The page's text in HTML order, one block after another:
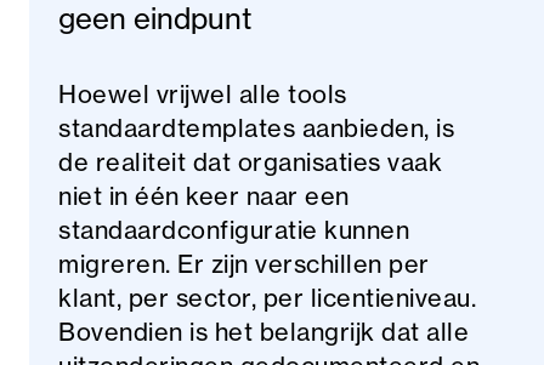
geen eindpunt
Hoewel vrijwel alle tools
standaardtemplates aanbieden, is
de realiteit dat organisaties vaak
niet in één keer naar een
standaardconfiguratie kunnen
migreren. Er zijn verschillen per
klant, per sector, per licentieniveau.
Bovendien is het belangrijk dat alle